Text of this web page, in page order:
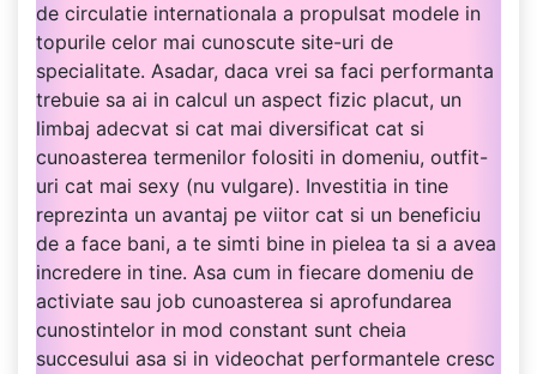
de circulatie internationala a propulsat modele in
topurile celor mai cunoscute site-uri de
specialitate. Asadar, daca vrei sa faci performanta
trebuie sa ai in calcul un aspect fizic placut, un
limbaj adecvat si cat mai diversificat cat si
cunoasterea termenilor folositi in domeniu, outfit-
uri cat mai sexy (nu vulgare). Investitia in tine
reprezinta un avantaj pe viitor cat si un beneficiu
de a face bani, a te simti bine in pielea ta si a avea
incredere in tine. Asa cum in fiecare domeniu de
activiate sau job cunoasterea si aprofundarea
cunostintelor in mod constant sunt cheia
succesului asa si in videochat performantele cresc